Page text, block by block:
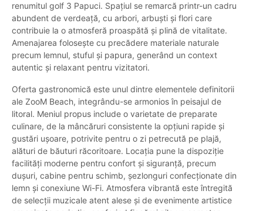
renumitul golf 3 Papuci. Spațiul se remarcă printr-un cadru
abundent de verdeață, cu arbori, arbuști și flori care
contribuie la o atmosferă proaspătă și plină de vitalitate.
Amenajarea folosește cu precădere materiale naturale
precum lemnul, stuful și papura, generând un context
autentic și relaxant pentru vizitatori.
Oferta gastronomică este unul dintre elementele definitorii
ale ZooM Beach, integrându-se armonios în peisajul de
litoral. Meniul propus include o varietate de preparate
culinare, de la mâncăruri consistente la opțiuni rapide și
gustări ușoare, potrivite pentru o zi petrecută pe plajă,
alături de băuturi răcoritoare. Locația pune la dispoziție
facilități moderne pentru confort și siguranță, precum
dușuri, cabine pentru schimb, șezlonguri confecționate din
lemn și conexiune Wi-Fi. Atmosfera vibrantă este întregită
de selecții muzicale atent alese și de evenimente artistice